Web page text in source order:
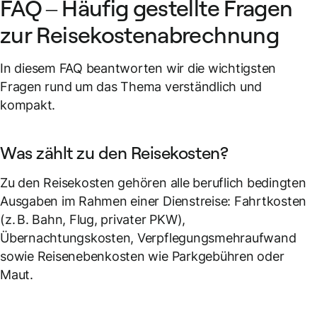
FAQ – Häufig gestellte Fragen
zur Reisekostenabrechnung
In diesem FAQ beantworten wir die wichtigsten
Fragen rund um das Thema verständlich und
kompakt.
Was zählt zu den Reisekosten?
Zu den Reisekosten gehören alle beruflich bedingten
Ausgaben im Rahmen einer Dienstreise: Fahrtkosten
(z. B. Bahn, Flug, privater PKW),
Übernachtungskosten, Verpflegungsmehraufwand
sowie Reisenebenkosten wie Parkgebühren oder
Maut.